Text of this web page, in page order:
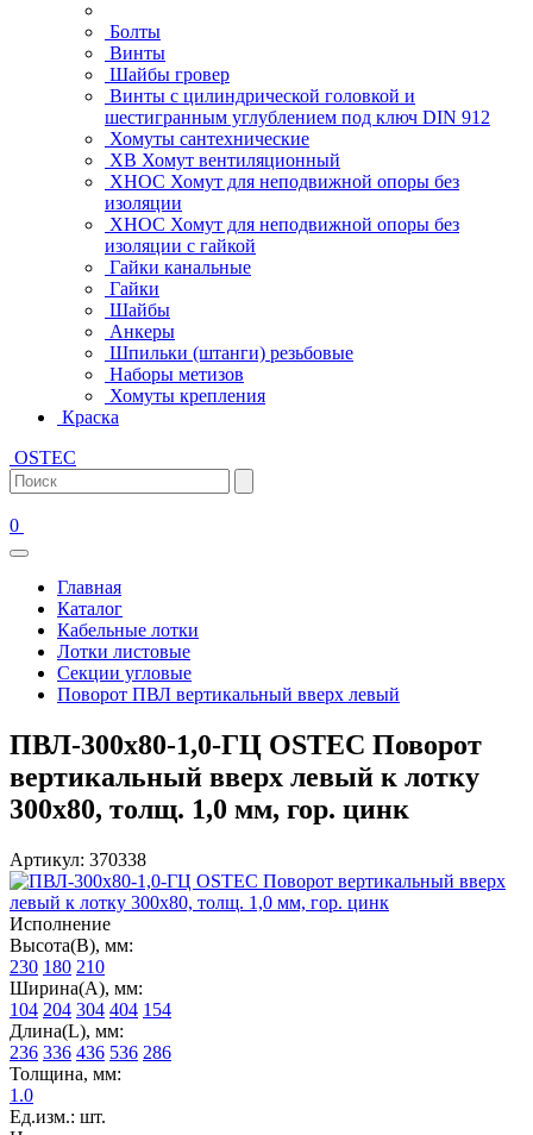
Болты
Винты
Шайбы гровер
Винты с цилиндрической головкой и
шестигранным углублением под ключ DIN 912
Хомуты сантехнические
ХВ Хомут вентиляционный
ХНОС Хомут для неподвижной опоры без
изоляции
ХНОС Хомут для неподвижной опоры без
изоляции с гайкой
Гайки канальные
Гайки
Шайбы
Анкеры
Шпильки (штанги) резьбовые
Наборы метизов
Хомуты крепления
Краска
OSTEC
0
Главная
Каталог
Кабельные лотки
Лотки листовые
Секции угловые
Поворот ПВЛ вертикальный вверх левый
ПВЛ-300х80-1,0-ГЦ OSTEC Поворот
вертикальный вверх левый к лотку
300х80, толщ. 1,0 мм, гор. цинк
Артикул: 370338
Исполнение
Высота(В), мм:
230 180 210
Ширина(А), мм:
104 204 304 404 154
Длина(L), мм:
236 336 436 536 286
Толщина, мм:
1.0
Ед.изм.: шт.